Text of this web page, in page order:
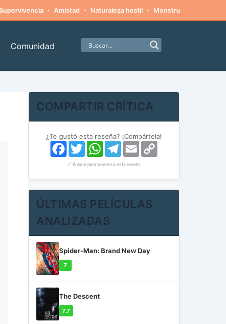
· Amistad · Naturaleza hostil · Monstruos
Comunidad
COMPARTIR CRÍTICA
¿Te gustó esta reseña? ¡Compártela!
Facebook
TwitterWhatsApp
Telegram
Email
🔗 Enlace permanente a esta reseña
ÚLTIMAS PELÍCULAS
ANALIZADAS
Spider-Man: Brand New Day
7
The Descent
7.7